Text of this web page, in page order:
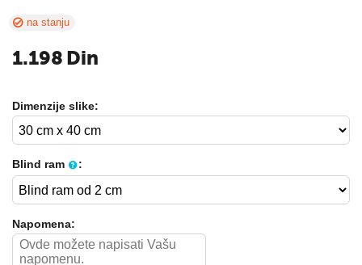
na stanju
1.198 Din
Dimenzije slike:
Blind ram :
Napomena: